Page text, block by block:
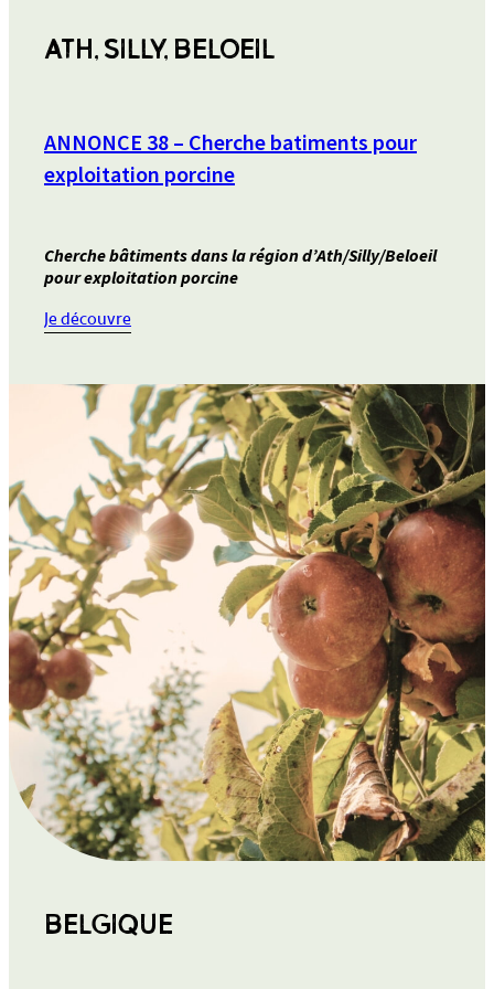
ATH, SILLY, BELOEIL
ANNONCE 38 – Cherche batiments pour
exploitation porcine
Cherche bâtiments dans la région d’Ath/Silly/Beloeil
pour exploitation porcine
Je découvre
ANNONCE
–
Cherche
batiments
pour
exploitation
porcine
BELGIQUE